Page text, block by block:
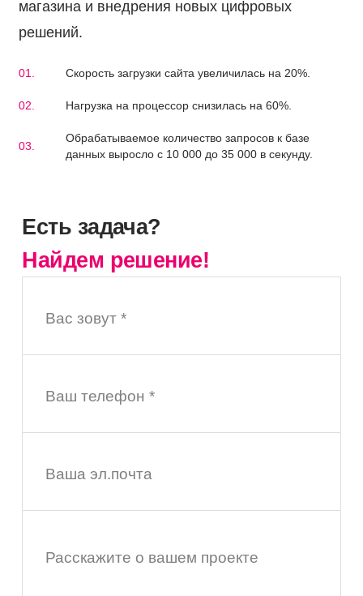
магазина и внедрения новых цифровых
решений.
Скорость загрузки сайта увеличилась на 20%.
Нагрузка на процессор снизилась на 60%.
Обрабатываемое количество запросов к базе
данных выросло с 10 000 до 35 000 в секунду.
Есть задача?
Найдем решение!
Вас зовут *
Ваш телефон *
Ваша эл.почта
Расскажите о вашем проекте